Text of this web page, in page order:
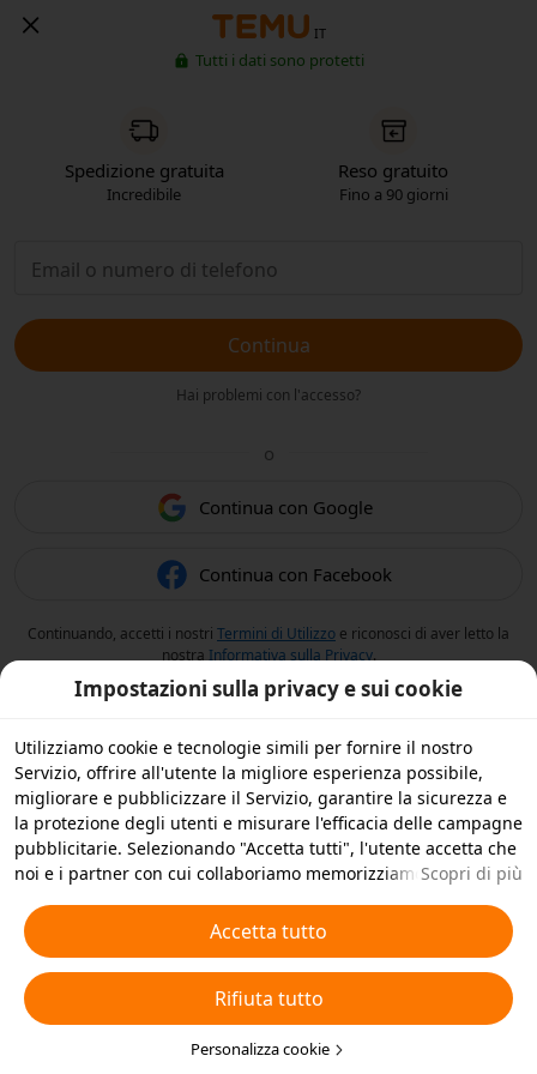
IT
Tutti i dati sono protetti
Spedizione gratuita
Incredibile
Reso gratuito
Fino a 90 giorni
Continua
Hai problemi con l'accesso?
o
Continua con Google
Continua con Facebook
Continuando, accetti i nostri Termini di Utilizzo e riconosci di aver letto la
nostra Informativa sulla Privacy.
Impostazioni sulla privacy e sui cookie
Utilizziamo cookie e tecnologie simili per fornire il nostro
Servizio, offrire all'utente la migliore esperienza possibile,
migliorare e pubblicizzare il Servizio, garantire la sicurezza e
la protezione degli utenti e misurare l'efficacia delle campagne
pubblicitarie. Selezionando "Accetta tutti", l'utente accetta che
noi e i partner con cui collaboriamo memorizziamo cookie e
pubblicitari. L'utente può anche selezionare "Rifiuta tutti" per i
cookie non essenziali, oppure scegliere quali tipi di cookie
accettare o disattivare cliccando su "Personalizza cookie" qui
sotto o in qualsiasi momento nelle impostazioni sulla privacy.
Per ulteriori informazioni, visualizza la nostraInformativa sui
Cookie e sulle Tecnologie Simili.
Scopri di più
Accetta tutto
Rifiuta tutto
Personalizza cookie